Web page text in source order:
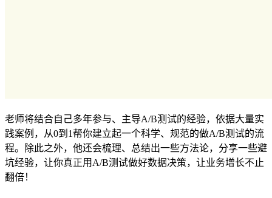
老师将结合自己多年参与、主导A/B测试的经验，依据大量实
践案例，从0到1帮你建立起一个科学、规范的做A/B测试的流
程。除此之外，他还会梳理、总结出一些方法论，分享一些避
坑经验，让你真正用A/B测试做好数据决策，让业务增长不止
翻倍！